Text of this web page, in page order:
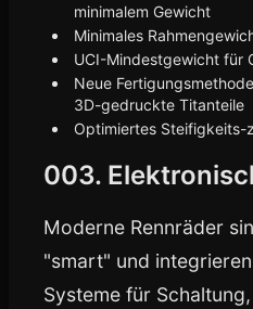
minimalem Gewicht
Minimales
UCI-Mindestgewicht für
Neue
3D-gedruckte Titanteile
Optimiertes Steifigkeits-
003.
Moderne Rennräder
"smart" und
Systeme für